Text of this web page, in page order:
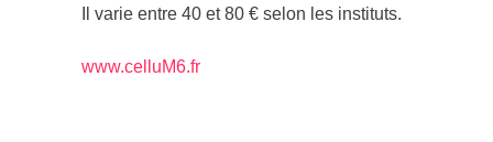
Il varie entre 40 et 80 € selon les instituts.
www.celluM6.fr